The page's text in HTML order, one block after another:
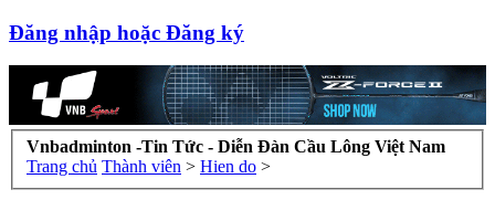
Đăng nhập hoặc Đăng ký
Vnbadminton -Tin Tức - Diễn Đàn Cầu Lông Việt Nam
Trang chủ Thành viên > Hien do >